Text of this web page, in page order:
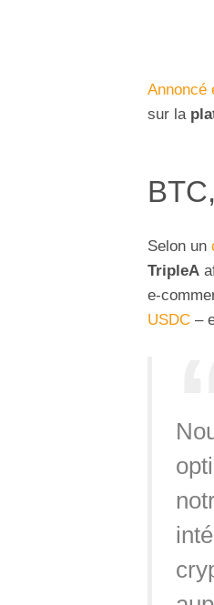
Annoncé
sur la
Selon un
TripleA
e-
USDC –